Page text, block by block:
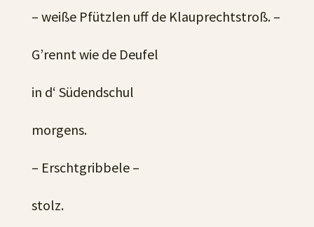
– weiße Pfützlen uff de Klauprechtstroß. –
G’rennt wie de Deufel
in d‘ Südendschul
morgens.
– Erschtgribbele –
stolz.